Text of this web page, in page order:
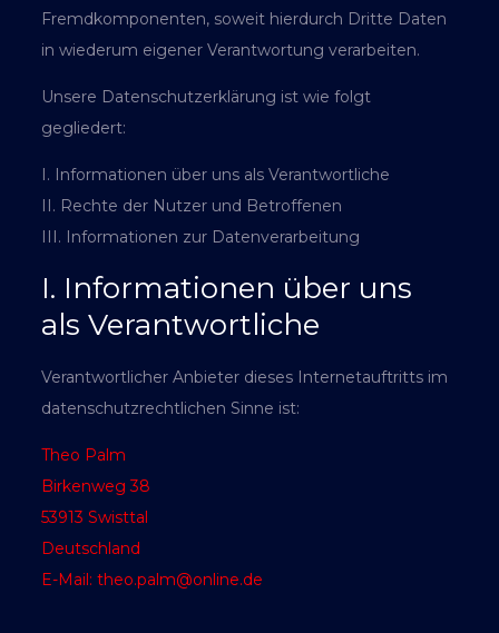
Fremdkomponenten, soweit hierdurch Dritte Daten
in wiederum eigener Verantwortung verarbeiten.
Unsere Datenschutzerklärung ist wie folgt
gegliedert:
I. Informationen über uns als Verantwortliche
II. Rechte der Nutzer und Betroffenen
III. Informationen zur Datenverarbeitung
I. Informationen über uns
als Verantwortliche
Verantwortlicher Anbieter dieses Internetauftritts im
datenschutzrechtlichen Sinne ist:
Theo Palm
Birkenweg 38
53913 Swisttal
Deutschland
E-Mail: theo.palm@online.de